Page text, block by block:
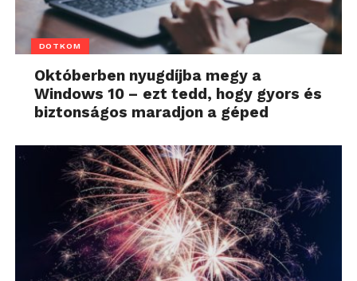
DOTKOM
Októberben nyugdíjba megy a
Windows 10 – ezt tedd, hogy gyors és
biztonságos maradjon a géped